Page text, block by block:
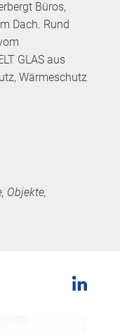
Büros,
Dach. Rund
GLAS aus
Wärmeschutz
Objekte,